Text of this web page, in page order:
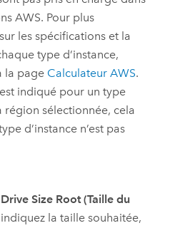
AWS. Pour plus
les spécifications et la
type d’instance,
la page CalculateurAWS.
indiqué pour un type
région sélectionnée, cela
d’instance n’est pas
Drive Size Root (Taille du
la taille souhaitée,